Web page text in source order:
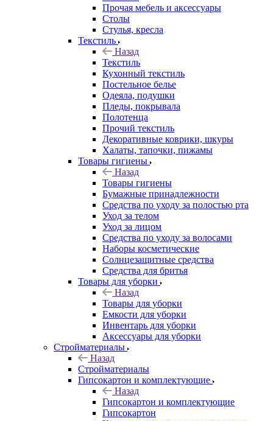
Прочая мебель и аксессуары
Столы
Стулья, кресла
Текстиль
Назад
Текстиль
Кухонный текстиль
Постельное белье
Одеяла, подушки
Пледы, покрывала
Полотенца
Прочий текстиль
Декоративные коврики, шкуры
Халаты, тапочки, пижамы
Товары гигиены
Назад
Товары гигиены
Бумажные принадлежности
Средства по уходу за полостью рта
Уход за телом
Уход за лицом
Средства по уходу за волосами
Наборы косметические
Солнцезащитные средства
Средства для бритья
Товары для уборки
Назад
Товары для уборки
Емкости для уборки
Инвентарь для уборки
Аксессуары для уборки
Стройматериалы
Назад
Стройматериалы
Гипсокартон и комплектующие
Назад
Гипсокартон и комплектующие
Гипсокартон